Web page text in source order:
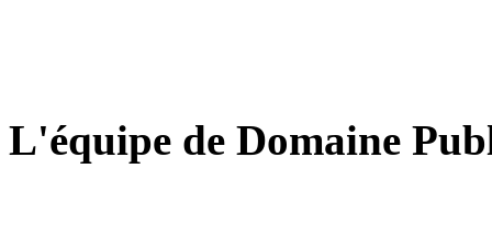
L'équipe de Domaine